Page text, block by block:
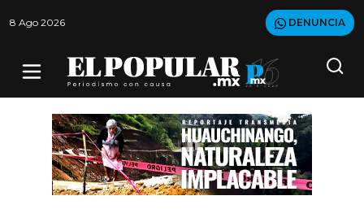
8 Ago 2026 DENUNCIA